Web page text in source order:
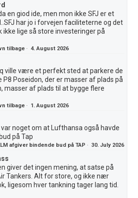
en giod ide, men mon ikke SFJ er et
har jo i forvejen faciliteterne og det
ikke lige så store investeringer på
tilbage ·4. August 2026
ville være et perfekt sted at parkere de
P8 Poseidon, der er masser af plads på
masser af plads til at bygge flere
tilbage · 1. August 2026
var noget om at Lufthansa også havde
på Tap
afgiver bindende bud på TAP ·30. July 2026
giver det ingen mening, at satse på
Tankers. Alt for store, og ikke nær
ligesom hver tankning tager lang tid.